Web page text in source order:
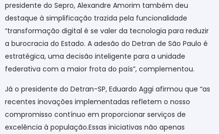
presidente do Sepro, Alexandre Amorim também deu
destaque à simplificação trazida pela funcionalidade
“transformação digital é se valer da tecnologia para reduzir
a burocracia do Estado. A adesão do Detran de São Paulo é
estratégica, uma decisão inteligente para a unidade
federativa com a maior frota do país”, complementou.
Já o presidente do Detran-SP, Eduardo Aggi afirmou que “as
recentes inovações implementadas refletem o nosso
compromisso contínuo em proporcionar serviços de
excelência à população.Essas iniciativas não apenas